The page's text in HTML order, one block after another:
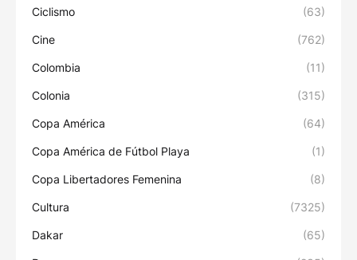
Ciclismo (63)
Cine (762)
Colombia (11)
Colonia (315)
Copa América (64)
Copa América de Fútbol Playa (1)
Copa Libertadores Femenina (8)
Cultura (7325)
Dakar (65)